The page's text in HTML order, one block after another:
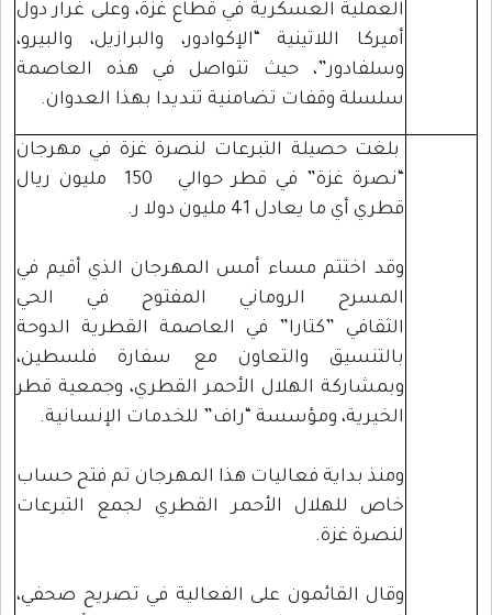
العملية العسكرية في قطاع غزة، وعلى غرار دول
أميركا اللاتينية “الإكوادور، والبرازيل، والبيرو،
وسلفادور”، حيث تتواصل في هذه العاصمة
سلسلة وقفات تضامنية تنديدا بهذا العدوان.
بلغت حصيلة التبرعات لنصرة غزة في مهرجان
“نصرة غزة” في قطر حوالي 150 مليون ريال
قطري أي ما يعادل 41 مليون دولا ر.
وقد اختتم مساء أمس المهرجان الذي أقيم في
المسرح الروماني المفتوح في الحي
الثقافي ”كتارا” في العاصمة القطرية الدوحة
بالتنسيق والتعاون مع سفارة فلسطين،
وبمشاركة الهلال الأحمر القطري، وجمعية قطر
الخيرية، ومؤسسة “راف” للخدمات الإنسانية.
ومنذ بداية فعاليات هذا المهرجان تم فتح حساب
خاص للهلال الأحمر القطري لجمع التبرعات
لنصرة غزة.
وقال القائمون على الفعالية في تصريح صحفي،